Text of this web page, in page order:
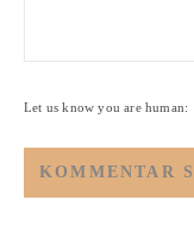
Let us know you are human: